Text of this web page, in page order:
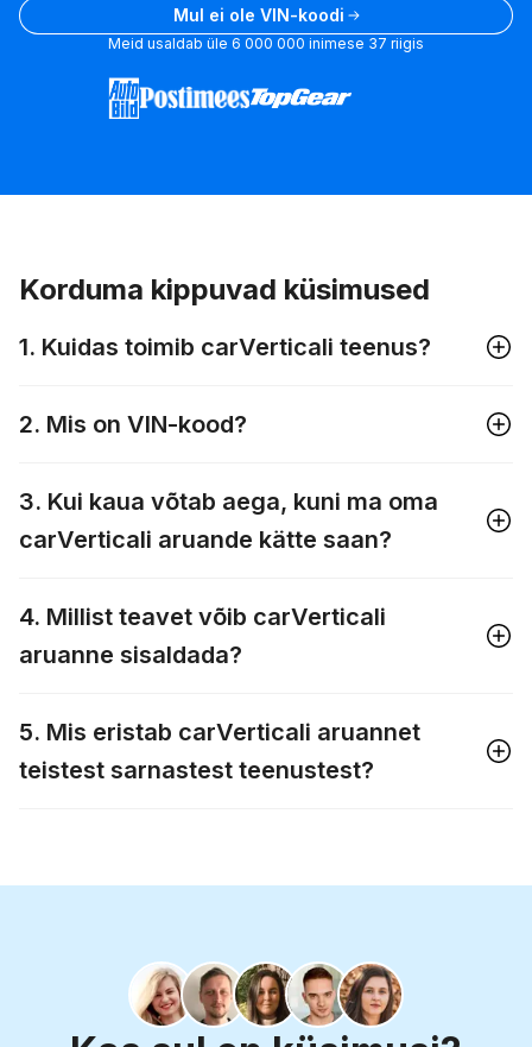
Mul ei ole VIN-koodi
Meid usaldab üle 6 000 000 inimese 37 riigis
Korduma kippuvad küsimused
1. Kuidas toimib carVerticali teenus?
2. Mis on VIN-kood?
3. Kui kaua võtab aega, kuni ma oma
carVerticali aruande kätte saan?
4. Millist teavet võib carVerticali
aruanne sisaldada?
5. Mis eristab carVerticali aruannet
teistest sarnastest teenustest?